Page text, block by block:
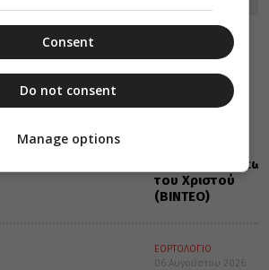
06 Αυγούστου 2026
μαθαίνουμε
Μεταμορφώσεως
του Χριστού
(ΒΙΝΤΕΟ)
ΕΟΡΤΟΛΟΓΙΟ
06 Αυγούστου 2026
Consent
Do not consent
Manage options